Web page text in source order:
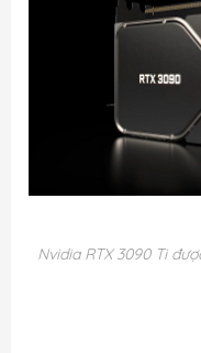
Nvidia RTX 3090 Ti